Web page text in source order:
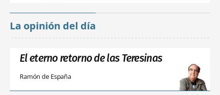
La opinión del día
El eterno retorno de las Teresinas
Ramón de España